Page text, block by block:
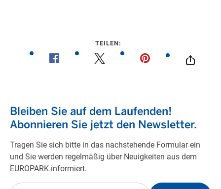
TEILEN: